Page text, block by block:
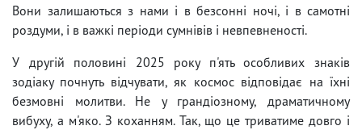
Вони залишаються з нами і в безсонні ночі, і в самотні
роздуми, і в важкі періоди сумнівів і невпевненості.
У другій половині 2025 року п'ять особливих знаків
зодіаку почнуть відчувати, як космос відповідає на їхні
безмовні молитви. Не у грандіозному, драматичному
вибуху, а м'яко. З коханням. Так, що це триватиме довго і